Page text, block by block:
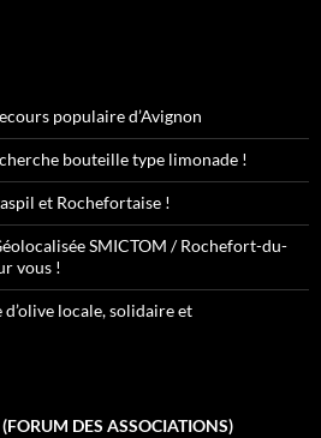
populaire d’Avignon
bouteille type limonade !
et Rochefortaise !
SMICTOM / Rochefort-du-
vous !
locale, solidaire et
DES ASSOCIATIONS)